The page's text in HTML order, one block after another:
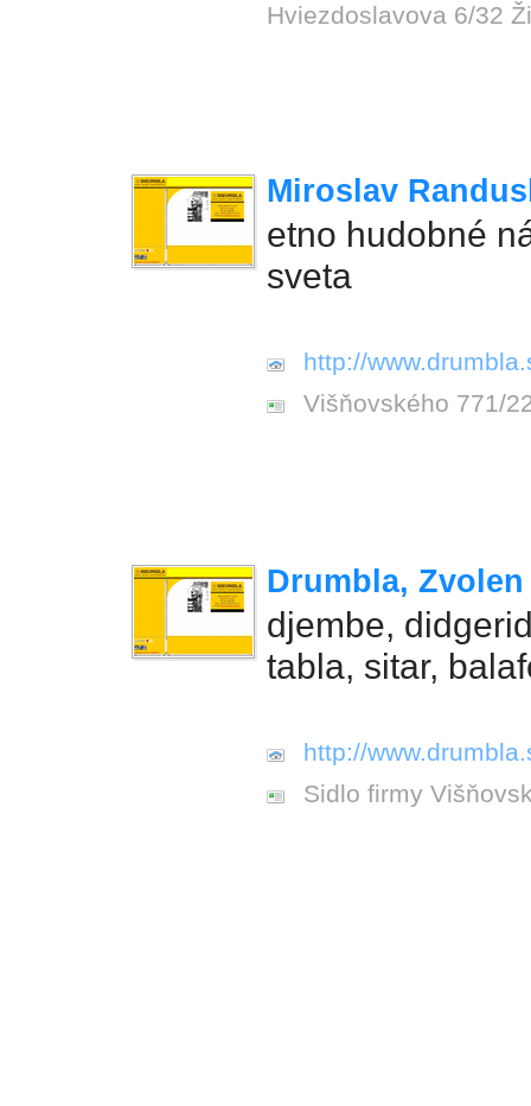
Hviezdoslavova 6/32
Miroslav
etno hudobné
sveta
http://
Višňovského 771/
Drumbla, Zvolen
djembe,
tabla, sitar,
http://
Sidlo firmy